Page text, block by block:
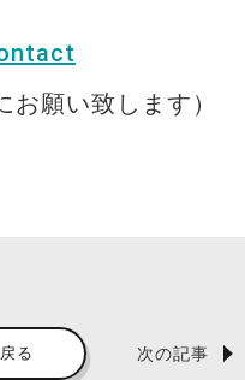
願い致します）
る 次の記事